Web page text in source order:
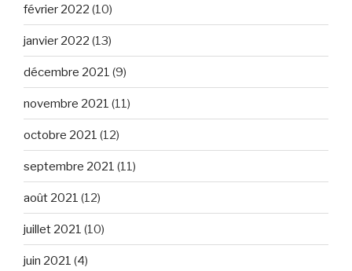
février 2022 (10)
janvier 2022 (13)
décembre 2021 (9)
novembre 2021 (11)
octobre 2021 (12)
septembre 2021 (11)
août 2021 (12)
juillet 2021 (10)
juin 2021 (4)